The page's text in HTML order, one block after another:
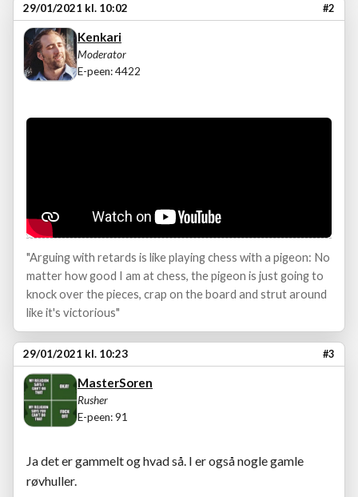
29/01/2021 kl. 10:02 #2
Kenkari
Moderator
E-peen: 4422
"Arguing with retards is like playing chess with a pigeon: No
matter how good I am at chess, the pigeon is just going to
knock over the pieces, crap on the board and strut around
like it's victorious"
29/01/2021 kl. 10:23 #3
MasterSoren
Rusher
E-peen: 91
Ja det er gammelt og hvad så. I er også nogle gamle
røvhuller.